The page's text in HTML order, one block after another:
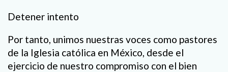
Detener intento
Por tanto, unimos nuestras voces como pastores
de la Iglesia católica en México, desde el
ejercicio de nuestro compromiso con el bien